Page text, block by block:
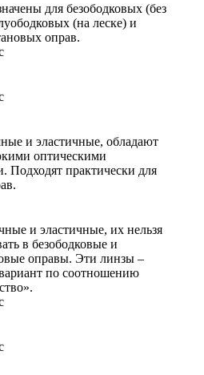
для безободковых (без
(на леске) и
оправ.
и эластичные, обладают
оптическими
Подходят практически для
и эластичные, их нельзя
в безободковые и
оправы. Эти линзы –
по соотношению